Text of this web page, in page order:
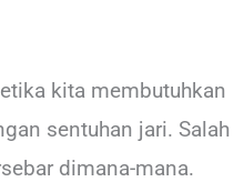
kita membutuhkan
sentuhan jari. Salah
dimana-mana.